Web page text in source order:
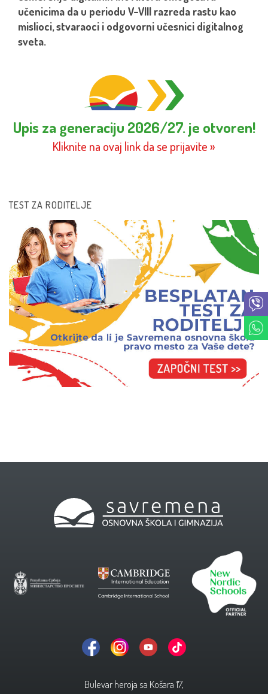
TEST ZA RODITELJE
učenicima da u periodu V–VIII razreda rastu kao
mislioci, stvaraoci i odgovorni učesnici digitalnog
sveta.
Upis za generaciju 2026/27. je otvoren!
Kliknite na ovaj link da se prijavite »
Bulevar heroja sa Košara 17,